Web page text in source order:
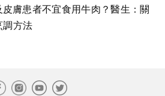
膚患者不宜食用牛肉？醫生：關
調方法